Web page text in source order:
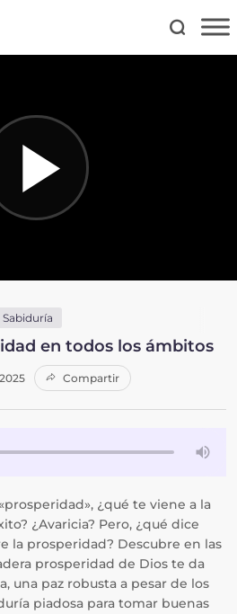
Sabiduría
en todos los ámbitos
Compartir
¿qué te viene a la
¿Avaricia? Pero, ¿qué dice
la prosperidad? Descubre en las
prosperidad de Dios te da
una paz robusta a pesar de los
piadosa para tomar buenas